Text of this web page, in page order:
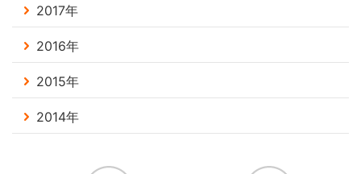
2017年
2016年
2015年
2014年